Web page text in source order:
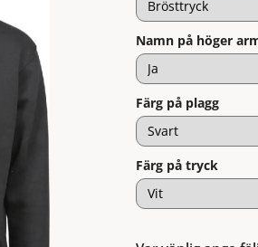
Namn på höger
Färg på plagg
Färg på tryck